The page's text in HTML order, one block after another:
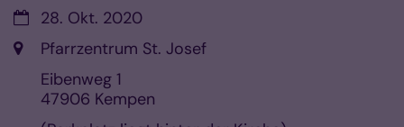
Datum:28. Okt. 2020
Ort: Pfarrzentrum St. Josef
Eibenweg 1
47906 Kempen